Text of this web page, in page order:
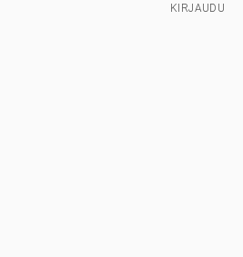
KIRJAUDU